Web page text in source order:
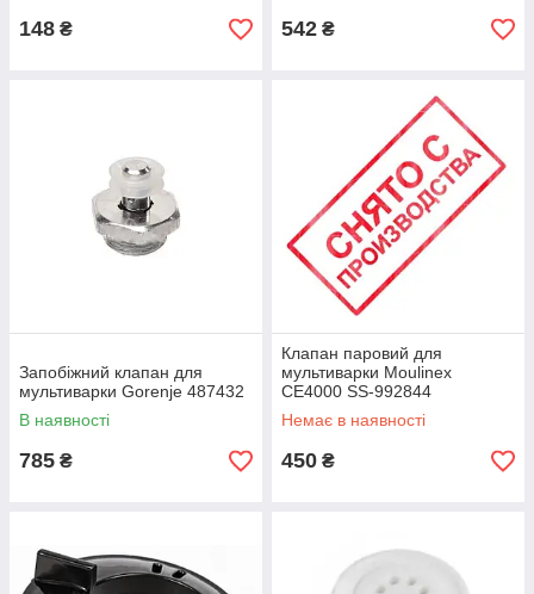
148 ₴ 542 ₴
Запобіжний клапан для
мультиварки Gorenje 487432
В наявності
785 ₴
Клапан паровий для
мультиварки Moulinex
CE4000 SS-992844
Немає в наявності
450 ₴